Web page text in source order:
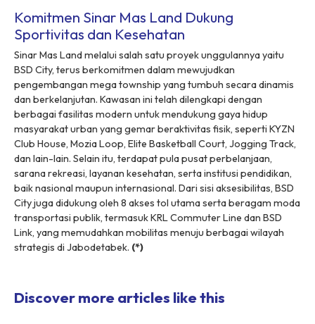
Komitmen Sinar Mas Land Dukung
Sportivitas dan Kesehatan
Sinar Mas Land melalui salah satu proyek unggulannya yaitu
BSD City, terus berkomitmen dalam mewujudkan
pengembangan mega township yang tumbuh secara dinamis
dan berkelanjutan. Kawasan ini telah dilengkapi dengan
berbagai fasilitas modern untuk mendukung gaya hidup
masyarakat urban yang gemar beraktivitas fisik, seperti KYZN
Club House, Mozia Loop, Elite Basketball Court, Jogging Track,
dan lain-lain. Selain itu, terdapat pula pusat perbelanjaan,
sarana rekreasi, layanan kesehatan, serta institusi pendidikan,
baik nasional maupun internasional. Dari sisi aksesibilitas, BSD
City juga didukung oleh 8 akses tol utama serta beragam moda
transportasi publik, termasuk KRL Commuter Line dan BSD
Link, yang memudahkan mobilitas menuju berbagai wilayah
strategis di Jabodetabek. (*)
Discover more articles like this